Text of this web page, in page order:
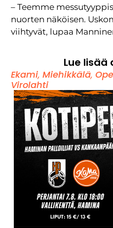
– Teemme
nuorten näköisen.
viihtyvät, lupaa
Lue lisää
Ekami,Miehikkälä,
Virolahti